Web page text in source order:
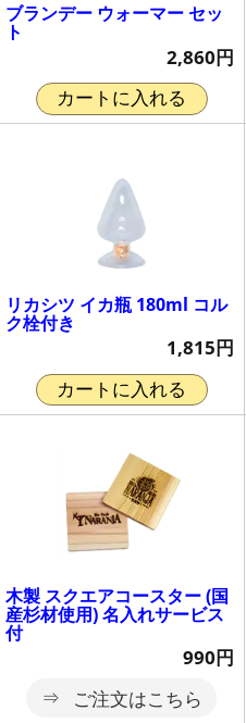
ブランデー ウォーマー セッ
ト
2,860円
カートに入れる
リカシツ イカ瓶 180ml コル
ク栓付き
1,815円
カートに入れる
木製 スクエアコースター (国
産杉材使用) 名入れサービス
付
990円
ご注文はこちら